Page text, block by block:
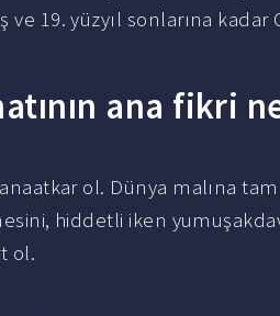
ve 19. yüzyıl sonlarına
ana fikri
ol. Dünya malına
hiddetli iken
ol.